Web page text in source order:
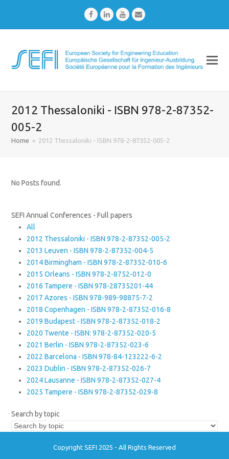
FacebookLinkedInYoutubeEmail
2012 Thessaloniki - ISBN 978-2-87352-
005-2
Home » 2012 Thessaloniki - ISBN 978-2-87352-005-2
No Posts found.
SEFI Annual Conferences - Full papers
All
2012 Thessaloniki - ISBN 978-2-87352-005-2
2013 Leuven - ISBN 978-2-87352-004-5
2014 Birmingham - ISBN 978-2-87352-010-6
2015 Orleans - ISBN 978-2-8752-012-0
2016 Tampere - ISBN 978-28735201-44
2017 Azores - ISBN 978-989-98875-7-2
2018 Copenhagen - ISBN 978-2-87352-016-8
2019 Budapest - ISBN 978-2-87352-018-2
2020 Twente - ISBN: 978-2-87352-020-5
2021 Berlin - ISBN 978-2-87352-023-6
2022 Barcelona - ISBN 978-84-123222-6-2
2023 Dublin - ISBN 978-2-87352-026-7
2024 Lausanne - ISBN 978-2-87352-027-4
2025 Tampere - ISBN 978-2-87352-029-8
Search by topic
Copyright SEFI 2025 - All Rights Reserved